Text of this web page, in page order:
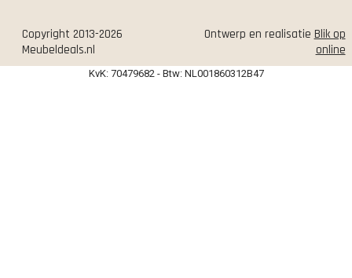
Copyright 2013-2026
Meubeldeals.nl
Ontwerp en realisatie Blik op
online
KvK: 70479682 - Btw: NL001860312B47